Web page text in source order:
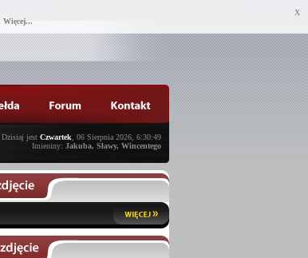
X
Więcej...
Dzisiaj jest Czwartek , 06 Sierpnia 2026, 6:30:49
Imieniny: Jakuba, Sławy, Wincentego